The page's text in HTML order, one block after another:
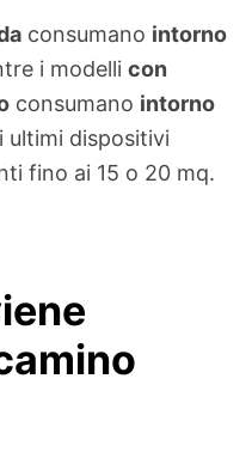
consumano intorno
i modelli con
consumano intorno
ultimi dispositivi
fino ai 15 o 20 mq.